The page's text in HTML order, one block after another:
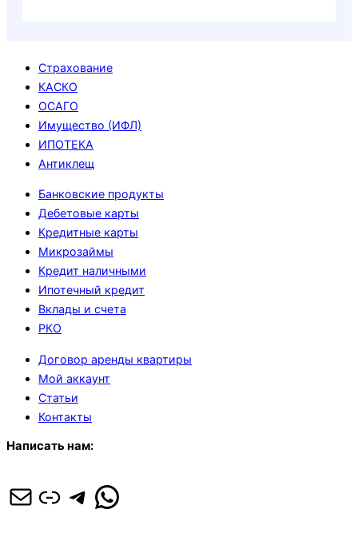
Страхование
КАСКО
ОСАГО
Имущество (ИФЛ)
ИПОТЕКА
Антиклещ
Банковские продукты
Дебетовые карты
Кредитные карты
Микрозаймы
Кредит наличными
Ипотечный кредит
Вклады и счета
РКО
Договор аренды квартиры
Мой аккаунт
Статьи
Контакты
Написать нам:
Почта
Ссылка
Telegram
WhatsApp